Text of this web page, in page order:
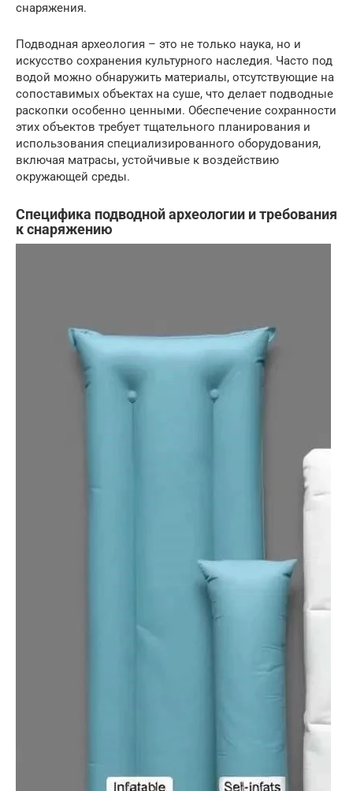
снаряжения.
Подводная археология – это не только наука, но и
искусство сохранения культурного наследия. Часто под
водой можно обнаружить материалы, отсутствующие на
сопоставимых объектах на суше, что делает подводные
раскопки особенно ценными. Обеспечение сохранности
этих объектов требует тщательного планирования и
использования специализированного оборудования,
включая матрасы, устойчивые к воздействию
окружающей среды.
Специфика подводной археологии и требования
к снаряжению